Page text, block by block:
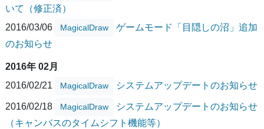
いて（修正済）
2016/03/06
MagicalDraw
ゲームモード「目隠しの沼」追加
のお知らせ
2016年 02月
2016/02/21
MagicalDraw システムアップデートのお知らせ
2016/02/18 MagicalDraw
システムアップデートのお知らせ
（キャンバスのタイムシフト機能等）